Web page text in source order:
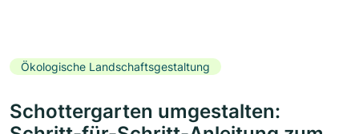
Ökologische Landschaftsgestaltung
Schottergarten umgestalten: